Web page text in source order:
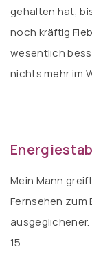
gehalten hat,
noch kräftig
wesentlich
nichts mehr im
Energiestab
Mein Mann
Fernsehen zum
ausgeglichener.
15